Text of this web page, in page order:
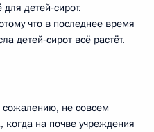
детей‑сирот.
что в последнее время
детей‑сирот всё растёт.
не совсем
когда на почве учреждения